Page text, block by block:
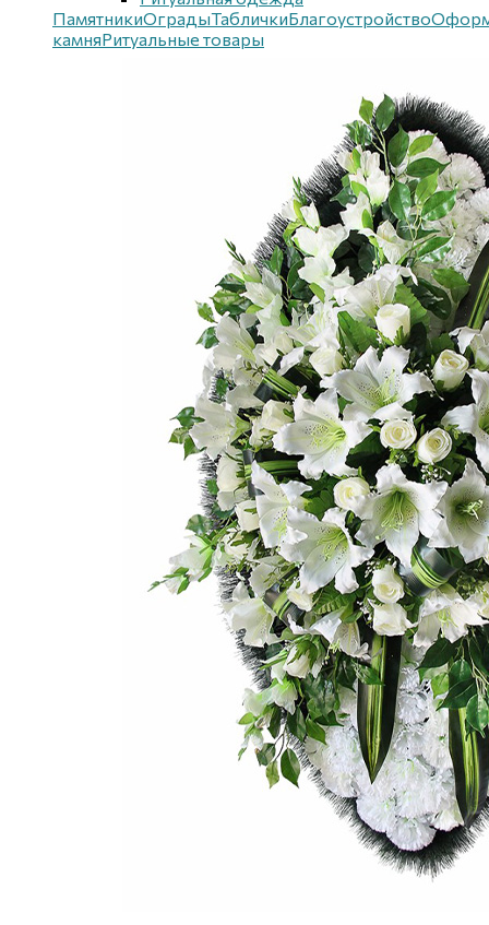
ПамятникиОградыТабличкиБлагоустройствo
камняРитуальные товары